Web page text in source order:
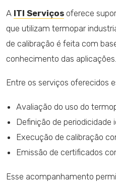
A ITI Serviços oferece
que utilizam termopar
de calibração é feita com
conhecimento das aplicações.
Entre os serviços oferecidos
Avaliação do uso do
Definição de periodicidade
Execução de calibração
Emissão de certificados
Esse acompanhamento